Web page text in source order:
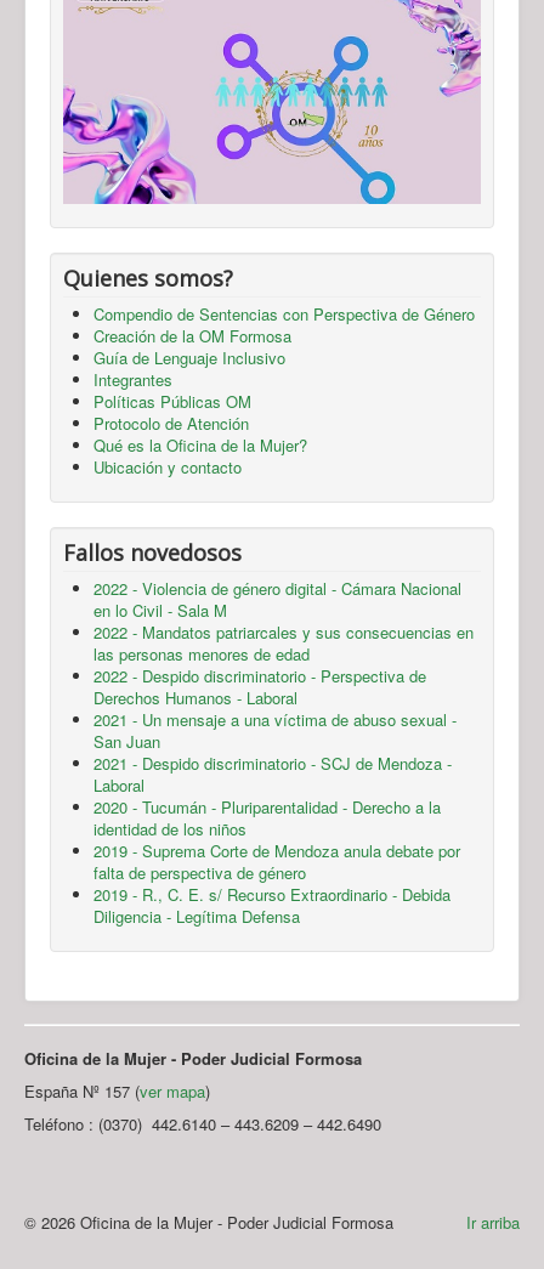
Quienes somos?
Compendio de Sentencias con Perspectiva de Género
Creación de la OM Formosa
Guía de Lenguaje Inclusivo
Integrantes
Políticas Públicas OM
Protocolo de Atención
Qué es la Oficina de la Mujer?
Ubicación y contacto
Fallos novedosos
2022 - Violencia de género digital - Cámara Nacional
en lo Civil - Sala M
2022 - Mandatos patriarcales y sus consecuencias en
las personas menores de edad
2022 - Despido discriminatorio - Perspectiva de
Derechos Humanos - Laboral
2021 - Un mensaje a una víctima de abuso sexual -
San Juan
2021 - Despido discriminatorio - SCJ de Mendoza -
Laboral
2020 - Tucumán - Pluriparentalidad - Derecho a la
identidad de los niños
2019 - Suprema Corte de Mendoza anula debate por
falta de perspectiva de género
2019 - R., C. E. s/ Recurso Extraordinario - Debida
Diligencia - Legítima Defensa
Oficina de la Mujer - Poder Judicial Formosa
España Nº 157 (ver mapa)
Teléfono : (0370) 442.6140 – 443.6209 – 442.6490
Ir arriba
© 2026 Oficina de la Mujer - Poder Judicial Formosa